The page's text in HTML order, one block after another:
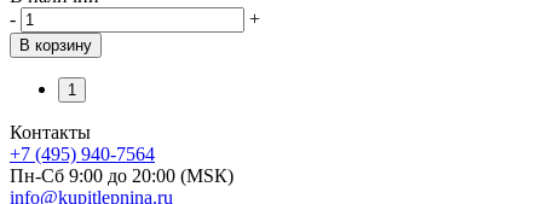
-
+
В корзину
1
Контакты
+7 (495) 940-7564
Пн-Сб 9:00 до 20:00 (МSК)
info@kupitlepnina.ru